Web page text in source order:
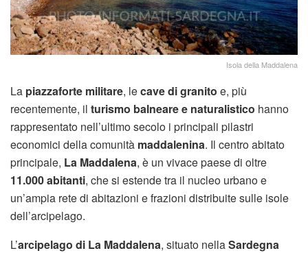
Isola della Maddalena
La piazzaforte militare, lecave di granito e, più
recentemente, il turismo balneare e naturalistico hanno
rappresentato nell’ultimo secolo i principali pilastri
economici della comunità maddalenina. Il centro abitato
principale, La Maddalena, è un vivace paese di oltre
11.000 abitanti, che si estende tra il nucleo urbano e
un’ampia rete di abitazioni e frazioni distribuite sulle isole
dell’arcipelago.
L’arcipelago di La Maddalena, situato nellaSardegna